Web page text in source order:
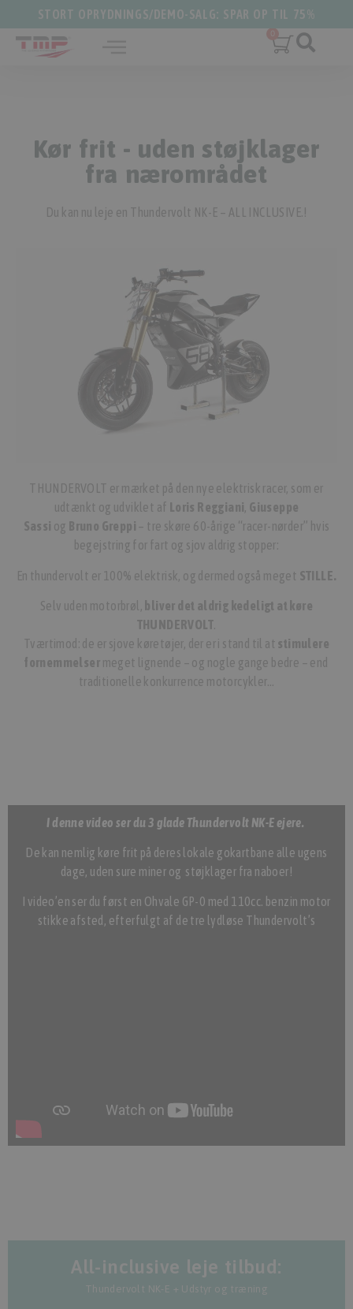
STORT OPRYDNINGS/DEMO-SALG: SPAR OP TIL 75%
Kør frit - uden støjklager
fra nærområdet
Du kan nu leje en Thundervolt NK-E – ALL INCLUSIVE.!
THUNDERVOLT er mærket på den nye elektrisk racer, som er
udtænkt og udviklet af Loris Reggiani, Giuseppe
Sassi og Bruno Greppi – tre skøre 60-årige “racer-nørder” hvis
begejstring for fart og sjov aldrig stopper:
En thundervolt er 100% elektrisk, og dermed også meget STILLE.
Selv uden motorbrøl, bliver det aldrig kedeligt at køre
THUNDERVOLT
Tværtimod: de er sjove køretøjer, der er i stand til at stimulere
fornemmelser meget lignende – og nogle gange bedre – end
traditionelle konkurrence motorcykler…
I denne video ser du 3 glade Thundervolt NK-E ejere.
De kan nemlig køre frit på deres lokale gokartbane alle ugens
dage, uden sure miner og støjklager fra naboer!
I video’en ser du først en Ohvale GP-0 med 110cc. benzin motor
stikke afsted, efterfulgt af de tre lydløse Thundervolt’s
All-inclusive leje tilbud:
Thundervolt NK-E + Udstyr og træning